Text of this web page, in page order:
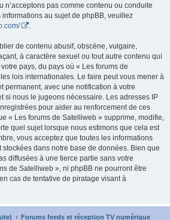
n’acceptons pas comme contenu ou conduite
au sujet de phpBB, veuillez
de contenu abusif, obscène, vulgaire,
à caractère sexuel ou tout autre contenu qui
pays, du pays où « Les forums de
lois internationales. Le faire peut vous mener à
permanent, avec une notification à votre
si nous le jugeons nécessaire. Les adresses IP
pour aider au renforcement de ces
« Les forums de Satelliweb » supprime, modifie,
quel sujet lorsque nous estimons que cela est
vous acceptez que toutes les informations
dans notre base de données. Bien que
diffusées à une tierce partie sans votre
de Satelliweb », ni phpBB ne pourront être
cas de tentative de piratage visant à
Forums feeds et réception TV numérique